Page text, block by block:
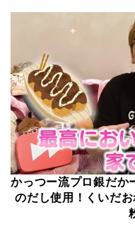
かっつー流プロ銀だか
のだし使用！くいだ